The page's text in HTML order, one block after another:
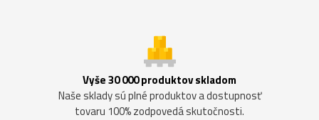
Vyše 30 000 produktov skladom
Naše sklady sú plné produktov a dostupnosť
tovaru 100% zodpovedá skutočnosti.